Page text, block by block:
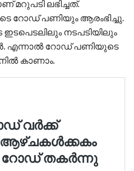
മറുപടി ലഭിച്ചത്.
റോഡ് പണിയും ആരംഭിച്ചു.
നടപടിയിലും
എന്നാൽ റോഡ് പണിയുടെ
കാണാം.